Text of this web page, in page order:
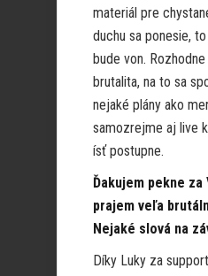
materiál pre
duchu sa ponesie,
bude von.
brutalita, na to sa
nejaké plány ako
samozrejme aj live
ísť postupne.
Ďakujem pekne za
prajem veľa
Nejaké slová na
Díky Luky za